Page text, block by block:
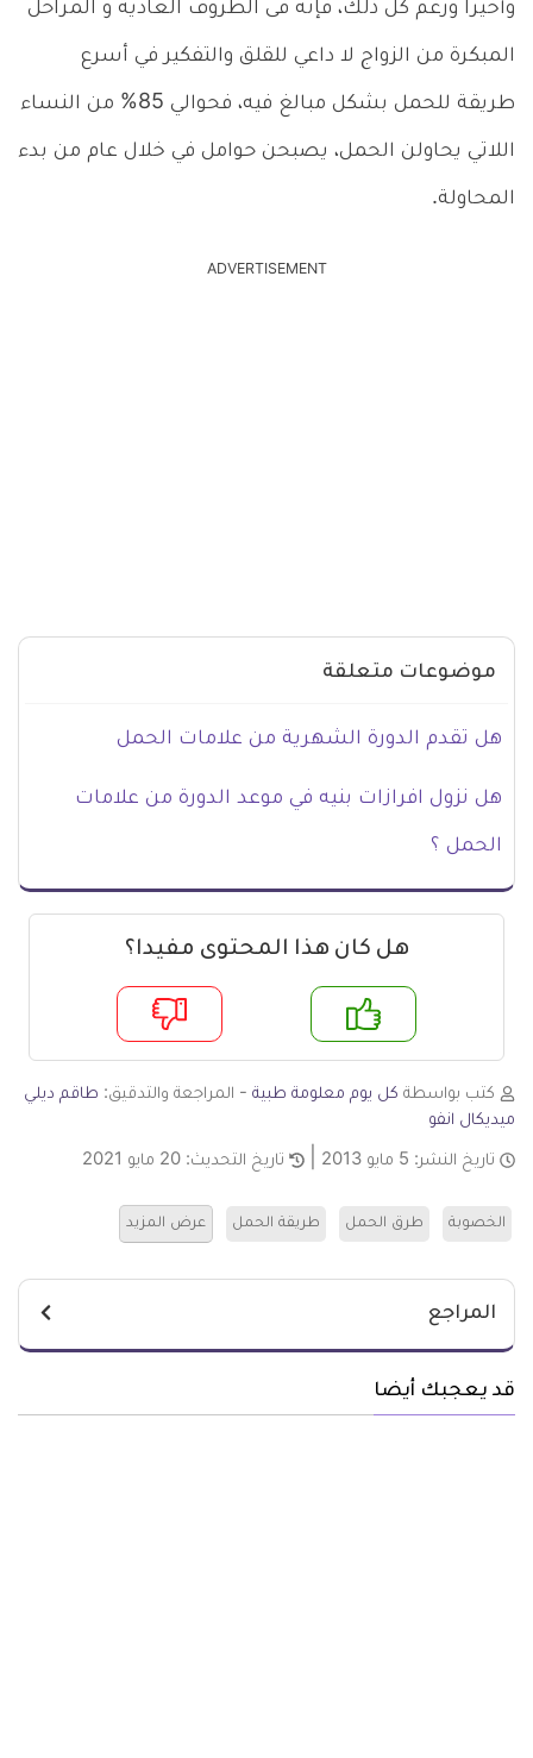
وأخيرا ورغم كل ذلك، فإنه فى الظروف العادية و المراحل
المبكرة من الزواج لا داعي للقلق والتفكير في أسرع
طريقة للحمل بشكل مبالغ فيه، فحوالي 85% من النساء
اللاتي يحاولن الحمل، يصبحن حوامل في خلال عام من بدء
المحاولة.
ADVERTISEMENT
موضوعات متعلقة
هل تقدم الدورة الشهرية من علامات الحمل
هل نزول افرازات بنيه في موعد الدورة من علامات
الحمل ؟
هل كان هذا المحتوى مفيدا؟
لا
كتب بواسطة كل يوم معلومة طبية - المراجعة والتدقيق: طاقم ديلي
ميديكال انفو
تاريخ النشر: 5 مايو 2013 تاريخ التحديث: 20 مايو 2021
الخصوبة طرق الحمل طريقة الحمل عرض المزيد
المراجع
قد يعجبك أيضا